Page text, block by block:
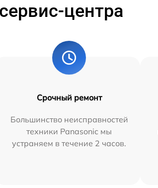
центра
Срочный ремонт
Большинство неисправностей
техники Panasonic мы
устраняем в течение 2 часов.